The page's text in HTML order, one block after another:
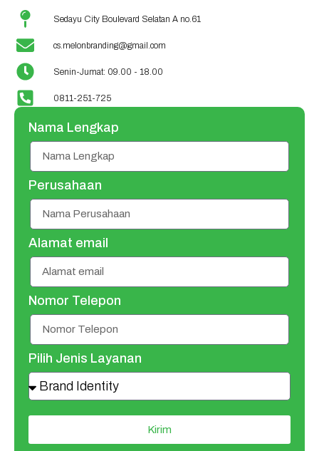
Sedayu City Boulevard Selatan A no.61
cs.melonbranding@gmail.com
Senin-Jumat: 09.00 - 18.00
0811-251-725
Nama Lengkap
Perusahaan
Alamat email
Nomor Telepon
Pilih Jenis Layanan
Kirim